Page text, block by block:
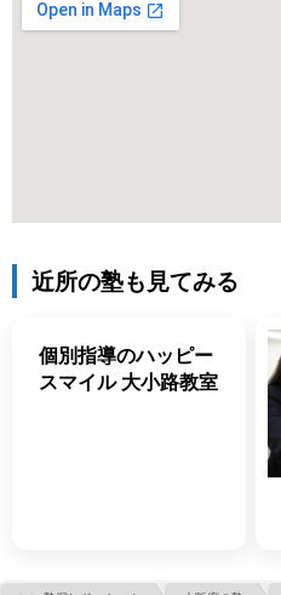
近所の塾も見てみる
個別指導のハッピー
スマイル 大小路教室